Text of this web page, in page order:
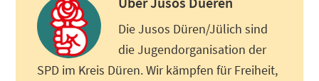
Die Jusos Düren/Jülich sind
die Jugendorganisation der
SPD im Kreis Düren. Wir kämpfen für Freiheit,